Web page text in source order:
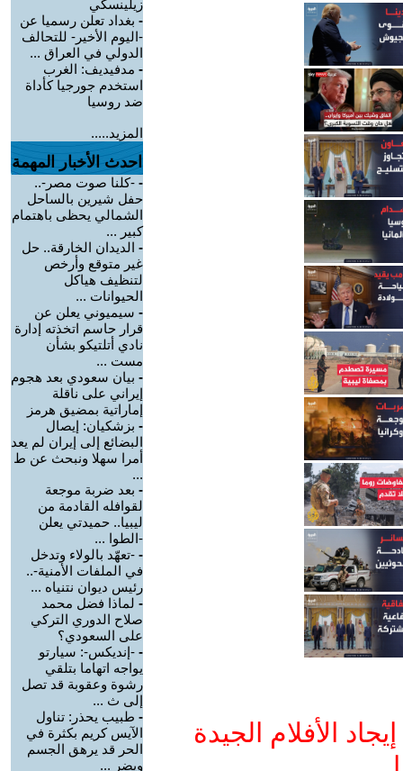
الأفلام الجيدة
زيلينسكي
- بغداد تعلن رسميا عن
-اليوم الأخير- للتحالف
الدولي في العراق ...
- مدفيديف: الغرب
استخدم جورجيا كأداة
ضد روسيا
المزيد.....
احدث الأخبار المهمة
- -كلنا صوت مصر-..
حفل شيرين بالساحل
الشمالي يحظى باهتمام
كبير ...
- الديدان الخارقة.. حل
غير متوقع وأرخص
لتنظيف هياكل
الحيوانات ...
- سيميوني يعلن عن
قرار حاسم اتخذته إدارة
نادي أتلتيكو بشأن
مست ...
- بيان سعودي بعد هجوم
إيراني على ناقلة
إماراتية بمضيق هرمز
- بزشكيان: إيصال
البضائع إلى إيران لم يعد
أمرا سهلا ونبحث عن ط
...
- بعد ضربة موجعة
لقوافله القادمة من
ليبيا.. حميدتي يعلن
-الطوا ...
- -تعهّد بالولاء وتدخل
في الملفات الأمنية-..
رئيس ديوان نتنياه ...
- لماذا فضل محمد
صلاح الدوري التركي
على السعودي؟
- -إنديكس-: سيارتو
يواجه اتهاما بتلقي
رشوة وعقوبة قد تصل
إلى ث ...
- طبيب يحذر: تناول
الآيس كريم بكثرة في
الحر قد يرهق الجسم
ويضر ...